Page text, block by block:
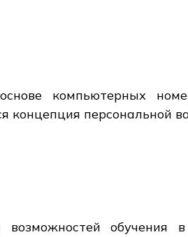
компьютерных
концепция персональной
обучения